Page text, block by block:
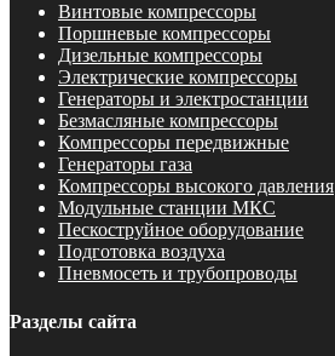
Винтовые компрессоры
Поршневые компрессоры
Дизельные компрессоры
Электрические компрессоры
Генераторы и электростанции
Безмасляные компрессоры
Компрессоры передвижные
Генераторы газа
Компрессоры высокого давления
Модульные станции МКС
Пескоструйное оборудование
Подготовка воздуха
Пневмосеть и трубопроводы
Разделы сайта